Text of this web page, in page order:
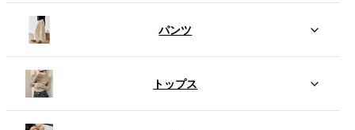
パンツ
トップス